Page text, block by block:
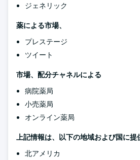
ジェネリック
薬による市場、
プレステージ
ツイート
市場、配分チャネルによる
病院薬局
小売薬局
オンライン薬局
上記情報は、以下の地域および国に提
北アメリカ